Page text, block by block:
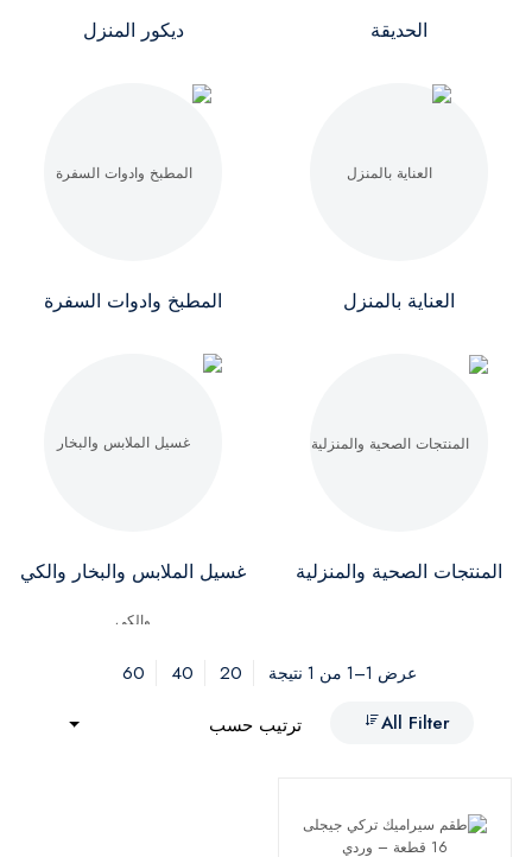
الحديقة ديكور المنزل
العناية بالمنزل المطبخ وادوات السفرة
المنتجات الصحية والمنزلية غسيل الملابس والبخار والكي
عرض 1–1 من 1 نتيجة 20
40
60
All Filter
ترتيب حسب